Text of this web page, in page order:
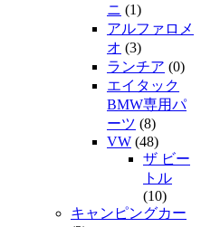
ニ (1)
アルファロメ
オ (3)
ランチア (0)
エイタック
BMW専用パ
ーツ (8)
VW (48)
ザ ビー
トル
(10)
キャンピングカー